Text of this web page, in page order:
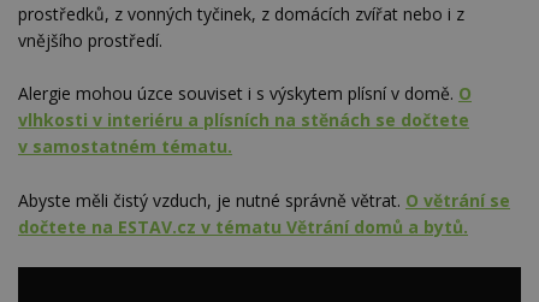
prostředků, z vonných tyčinek, z domácích zvířat nebo i z
vnějšího prostředí.
Alergie mohou úzce souviset i s výskytem plísní v domě. O
vlhkosti v interiéru a plísních na stěnách se dočtete
v samostatném tématu.
Abyste měli čistý vzduch, je nutné správně větrat. O větrání se
dočtete na ESTAV.cz v tématu Větrání domů a bytů.